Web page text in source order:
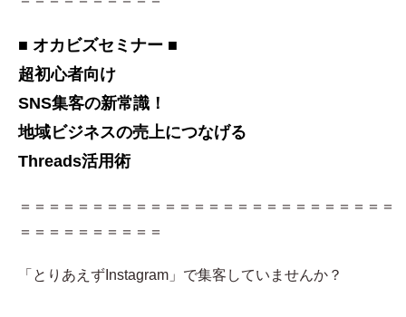
■ オカビズセミナー ■
超初心者向け
SNS集客の新常識！
地域ビジネスの売上につなげる
Threads活用術
＝＝＝＝＝＝＝＝＝＝＝＝＝＝＝＝＝＝＝＝＝＝＝＝＝＝
＝＝＝＝＝＝＝＝＝＝
「とりあえずInstagram」で集客していませんか？